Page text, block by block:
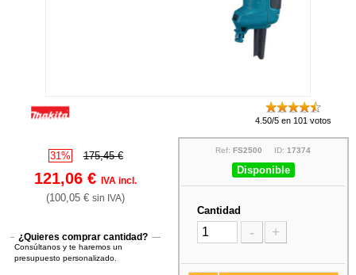
4.50/5 en 101 votos
31% 175,45 €
121,06 €IVA incl.
(100,05 €sin IVA)
¿Quieres comprar cantidad?
Consúltanos y te haremos un
presupuesto personalizado.
Ref:FS2500 ID:17374
Disponible
Cantidad
- +